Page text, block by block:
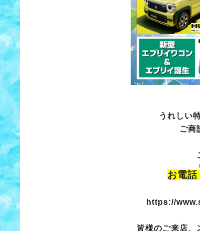
うれしい
ご商
お電話
https://
皆様のご来店、